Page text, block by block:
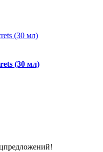
(30 мл)